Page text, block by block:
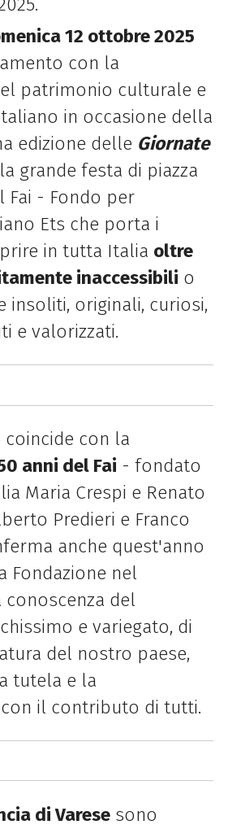
12 ottobre 2025
con la
patrimonio culturale e
in occasione della
edizione delle Giornate
grande festa di piazza
Fai - Fondo per
Ets che porta i
in tutta Italia oltre
inaccessibili o
insoliti, originali, curiosi,
e valorizzati.
coincide con la
anni del Fai - fondato
Maria Crespi e Renato
Predieri e Franco
anche quest'anno
Fondazione nel
del
e variegato, di
del nostro paese,
tutela e la
il contributo di tutti.
di Varesesono